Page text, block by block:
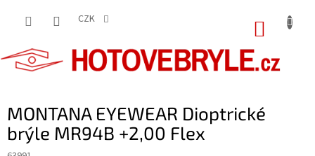
CZK
MONTANA EYEWEAR Dioptrické
brýle MR94B +2,00 Flex